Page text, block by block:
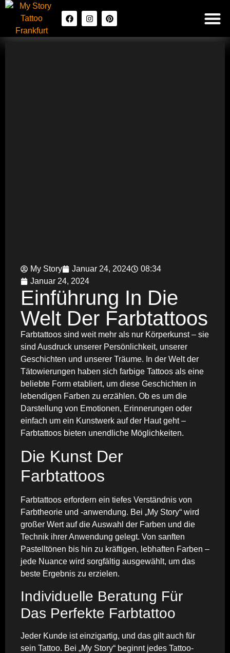
My Story Januar 24, 2024
08:34
Januar 24, 2024
Einführung In Die
Welt Der Farbtattoos
Farbtattoos sind weit mehr als nur Körperkunst – sie
sind Ausdruck unserer Persönlichkeit, unserer
Geschichten und unserer Träume. In der Welt der
Tätowierungen haben sich farbige Tattoos als eine
beliebte Form etabliert, um diese Geschichten in
lebendigen Farben zu erzählen. Ob es um die
Darstellung von Emotionen, Erinnerungen oder
einfach um ein Kunstwerk auf der Haut geht –
Farbtattoos bieten unendliche Möglichkeiten.
Die Kunst Der
Farbtattoos
Farbtattoos erfordern ein tiefes Verständnis von
Farbtheorie und -anwendung. Bei „My Story“ wird
großer Wert auf die Auswahl der Farben und die
Technik ihrer Anwendung gelegt. Von sanften
Pastelltönen bis hin zu kräftigen, lebhaften Farben –
jede Nuance wird sorgfältig ausgewählt, um das
beste Ergebnis zu erzielen.
Individuelle Beratung Für
Das Perfekte Farbtattoo
Jeder Kunde ist einzigartig, und das gilt auch für
sein Tattoo. Bei „My Story“ beginnt jedes Tattoo-